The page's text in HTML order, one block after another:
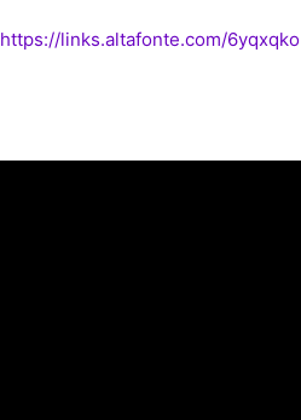
https://links.altafonte.com/6yqxqko